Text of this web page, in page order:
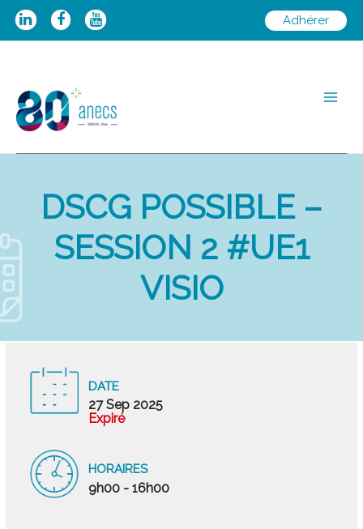
Aller
Adhérer
DSCG POSSIBLE –
SESSION 2 #UE1
VISIO
DATE
27 Sep 2025
Expiré
HORAIRES
9h00 - 16h00